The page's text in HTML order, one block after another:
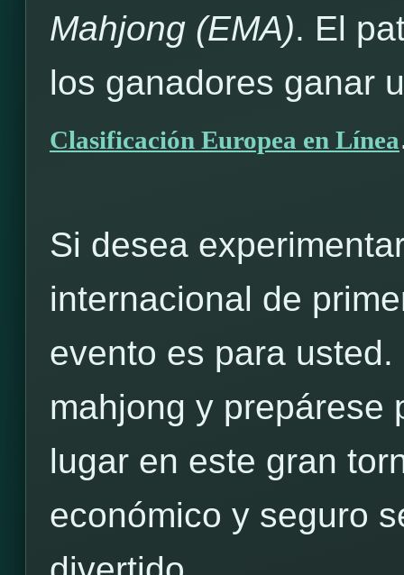
Mahjong (EMA). El
los ganadores ganar
Clasificación Europea en Línea
Si desea
internacional de
evento es para
mahjong y prepárese
lugar en este gran
económico y seguro